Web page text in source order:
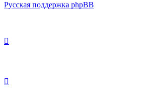
Русская поддержка phpBB